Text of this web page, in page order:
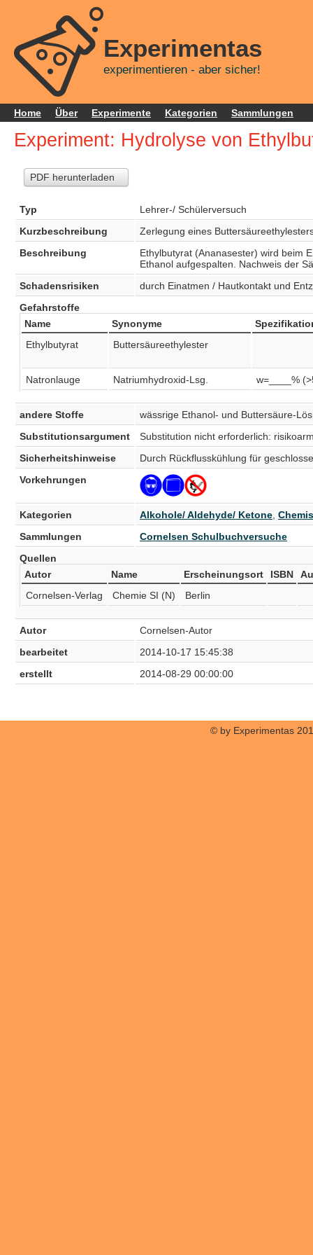
Experimentas
experimentieren - aber sicher!
Home Über Experimente Kategorien Sammlungen
Experiment: Hydrolyse von
PDF herunterladen
Typ
Lehrer-/ Schülerversuch
Kurzbeschreibung
Zerlegung eines
Beschreibung
Ethylbutyrat (Ananasester) wird beim
Ethanol aufgespalten. Nachweis der
Schadensrisiken
durch Einatmen / Hautkontakt und
Gefahrstoffe
Name
Synonyme
Ethylbutyrat
Buttersäureethylester
Natronlauge Natriumhydroxid-Lsg. w=____%
andere Stoffe
wässrige Ethanol- und Buttersäure-
Substitutionsargument
Substitution nicht erforderlich:
Sicherheitshinweise
Durch Rückflusskühlung für
Vorkehrungen
Kategorien Alkohole/ Aldehyde/ Ketone
Sammlungen
Cornelsen Schulbuchversuche
Quellen
Autor
Name Erscheinungsort ISBN
Cornelsen-Verlag
Chemie SI (N) Berlin
Autor
Cornelsen-Autor
bearbeitet
2014-10-17 15:45:38
erstellt
2014-08-29 00:00:00
© by Experimentas